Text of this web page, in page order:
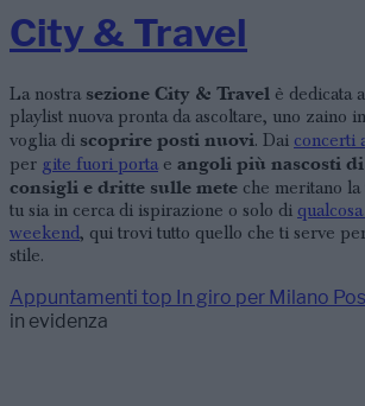
City & Travel
La nostra sezione City & Travel è dedicata
playlist nuova pronta da ascoltare, uno zaino
voglia di scoprire posti nuovi. Dai concerti
per gite fuori porta e angoli più nascosti
consigli e dritte sulle mete che meritano
tu sia in cerca di ispirazione o solo di
weekend, qui trovi tutto quello che ti serve
stile.
Appuntamenti top In giro per Milano
in evidenza